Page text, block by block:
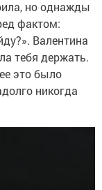
но однажды
фактом:
Валентина
тебя держать.
это было
никогда